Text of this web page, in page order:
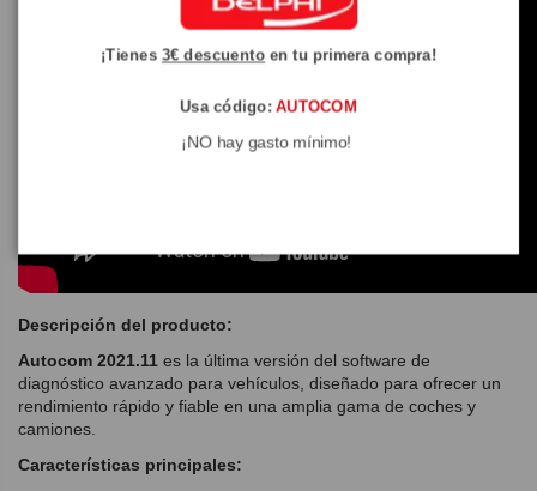
Descripción del producto:
Autocom 2021.11 es la última versión del software de
diagnóstico avanzado para vehículos, diseñado para ofrecer un
rendimiento rápido y fiable en una amplia gama de coches y
camiones.
Características principales:
¡Tienes 3€ descuento en tu primera compra!
Usa código:AUTOCOM
¡NO hay gasto mínimo!